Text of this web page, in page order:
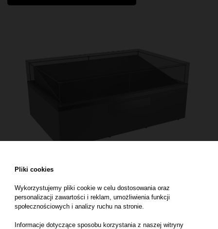
Pliki cookies
Wykorzystujemy pliki cookie w celu dostosowania oraz
personalizacji zawartości i reklam, umożliwienia funkcji
społecznościowych i analizy ruchu na stronie.
Informacje dotyczące sposobu korzystania z naszej witryny